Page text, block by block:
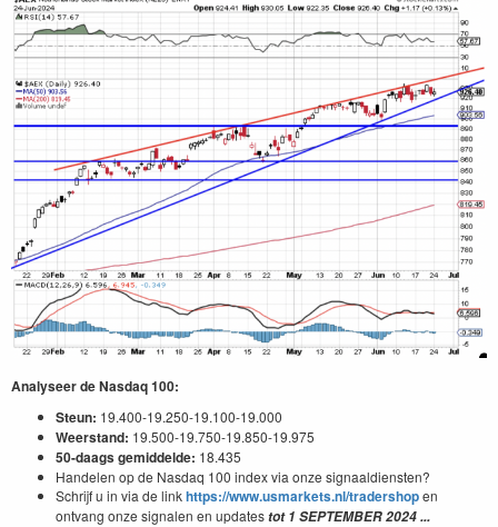
Analyseer de Nasdaq 100:
Steun: 19.400-19.250-19.100-19.000
Weerstand: 19.500-19.750-19.850-19.975
50-daags gemiddelde: 18.435
Handelen op de Nasdaq 100 index via onze signaaldiensten?
Schrijf u in via de linkhttps://www.usmarkets.nl/tradershopen
ontvang onze signalen en updatestot1 SEPTEMBER 2024...